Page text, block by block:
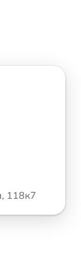
118к7